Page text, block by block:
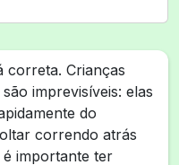
correta. Crianças
imprevisíveis: elas
do
correndo atrás
importante ter